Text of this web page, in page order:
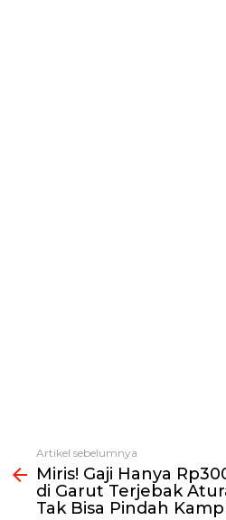
Lihat
selengkapnya
Artikel sebelumnya
Miris! Gaji Hanya
di Garut Terjebak
Tak Bisa Pindah